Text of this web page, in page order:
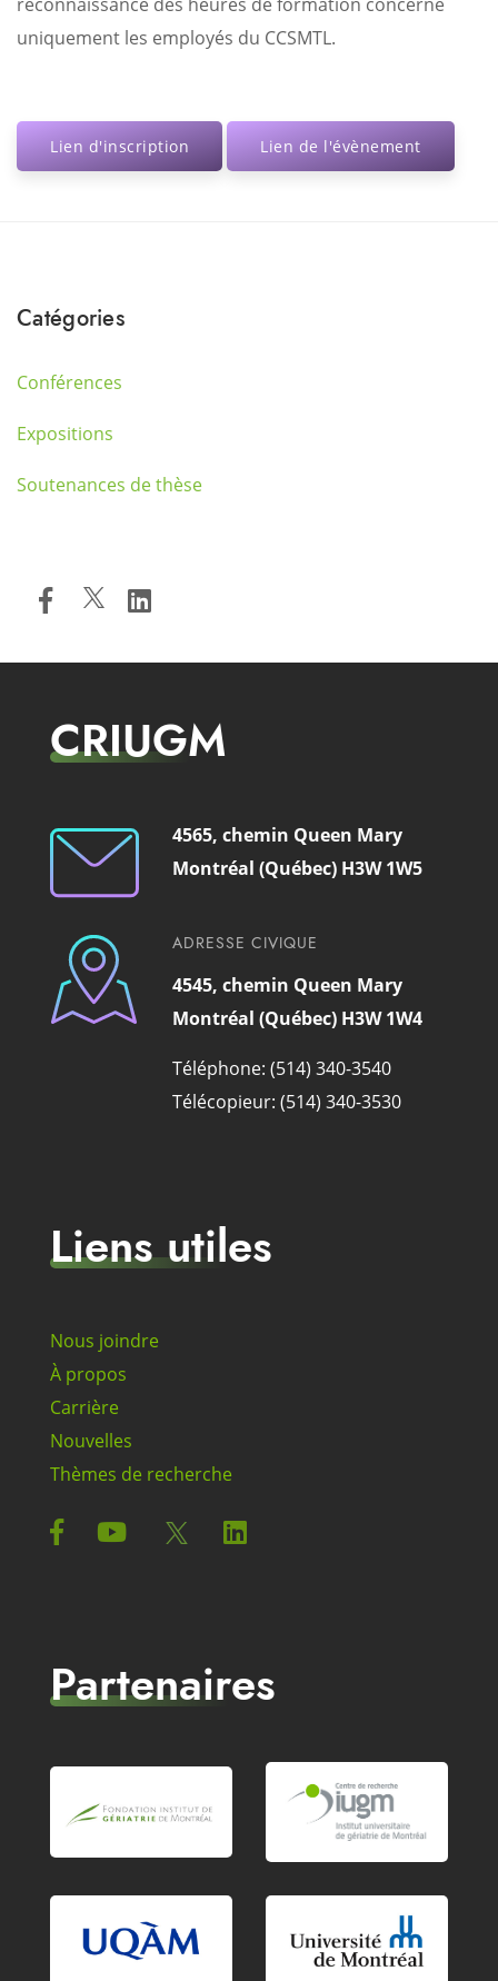
uniquement les employés du CCSMTL.
Lien d'inscription Lien de l'évènement
Catégories
Conférences
Expositions
Soutenances de thèse
CRIUGM
4565, chemin Queen Mary
Montréal (Québec) H3W 1W5
ADRESSE CIVIQUE
4545, chemin Queen Mary
Montréal (Québec) H3W 1W4
Téléphone: (514) 340-3540
Télécopieur: (514) 340-3530
Liens utiles
Nous joindre
À propos
Carrière
Nouvelles
Thèmes de recherche
Partenaires